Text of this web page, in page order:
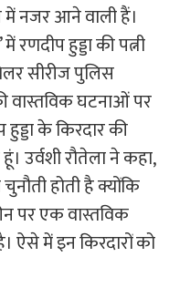
में नजर आने वाली हैं।
रणदीप हुड्डा की पत्नी
सीरीज पुलिस
वास्तविक घटनाओं पर
के किरदार की
उर्वशी रौतेला ने कहा,
होती है क्योंकि
पर एक वास्तविक
ऐसे में इन किरदारों को